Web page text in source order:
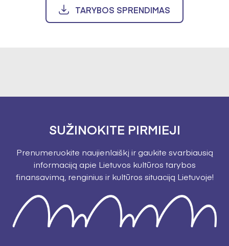
TARYBOS SPRENDIMAS
SUŽINOKITE PIRMIEJI
Prenumeruokite naujienlaiškį ir gaukite svarbiausią
informaciją apie Lietuvos kultūros tarybos
finansavimą, renginius ir kultūros situaciją Lietuvoje!